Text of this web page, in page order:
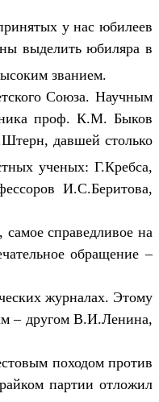
у нас юбилеев
выделить юбиляра в
званием.
Союза. Научным
проф. К.М. Быков
давшей столько
ученых: Г.Кребса,
И.С.Беритова,
справедливое на
обращение –
журналах. Этому
– другом В.И.Ленина,
походом против
партии отложил